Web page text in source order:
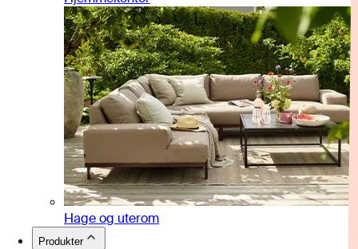
Hage og uterom
Produkter